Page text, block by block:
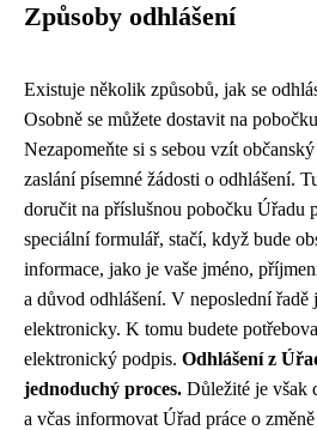
Způsoby odhlášení
Existuje několik způsobů, jak se
Osobně se můžete dostavit na
Nezapomeňte si s sebou vzít
zaslání písemné žádosti o odhlášení.
doručit na příslušnou pobočku Úřadu
speciální formulář, stačí, když bude
informace, jako je vaše jméno,
a důvod odhlášení. V neposlední řadě
elektronicky. K tomu budete
elektronický podpis. Odhlášení z
jednoduchý proces. Důležité je však
a včas informovat Úřad práce o